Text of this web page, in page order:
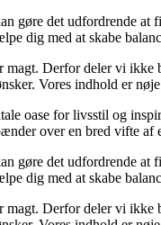
gøre det udfordrende
dig med at skabe
Derfor deler vi ikke
Vores indhold er
oase for livsstil og
over en bred vifte
gøre det udfordrende
dig med at skabe
Derfor deler vi ikke